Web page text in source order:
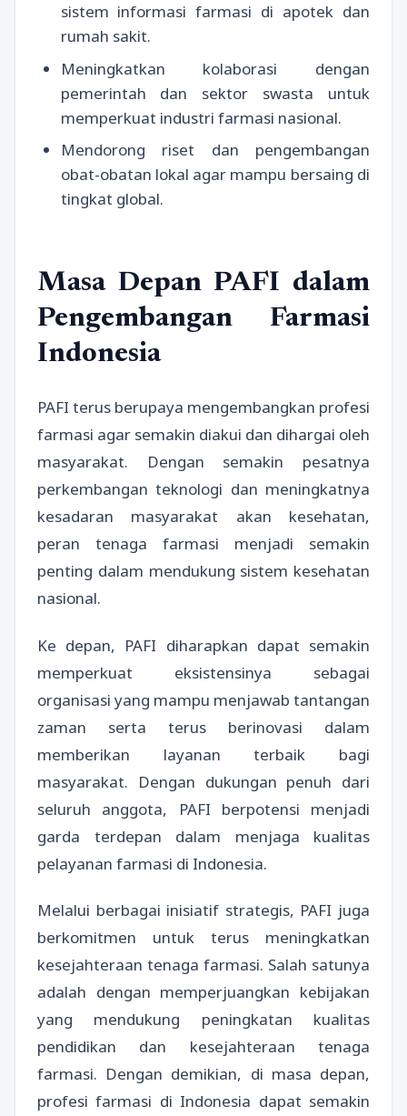
sistem informasi farmasi di apotek dan
rumah sakit.
Meningkatkan kolaborasi dengan
pemerintah dan sektor swasta untuk
memperkuat industri farmasi nasional.
Mendorong riset dan pengembangan
obat-obatan lokal agar mampu bersaing di
tingkat global.
Masa Depan PAFI dalam
Pengembangan Farmasi
Indonesia
PAFI terus berupaya mengembangkan profesi
farmasi agar semakin diakui dan dihargai oleh
masyarakat. Dengan semakin pesatnya
perkembangan teknologi dan meningkatnya
kesadaran masyarakat akan kesehatan,
peran tenaga farmasi menjadi semakin
penting dalam mendukung sistem kesehatan
nasional.
Ke depan, PAFI diharapkan dapat semakin
memperkuat eksistensinya sebagai
organisasi yang mampu menjawab tantangan
zaman serta terus berinovasi dalam
memberikan layanan terbaik bagi
masyarakat. Dengan dukungan penuh dari
seluruh anggota, PAFI berpotensi menjadi
garda terdepan dalam menjaga kualitas
pelayanan farmasi di Indonesia.
Melalui berbagai inisiatif strategis, PAFI juga
berkomitmen untuk terus meningkatkan
kesejahteraan tenaga farmasi. Salah satunya
adalah dengan memperjuangkan kebijakan
yang mendukung peningkatan kualitas
pendidikan dan kesejahteraan tenaga
farmasi. Dengan demikian, di masa depan,
profesi farmasi di Indonesia dapat semakin